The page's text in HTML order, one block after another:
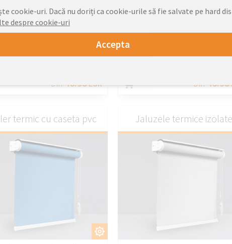
PERSONALIZAȚI
- Jaluză cu role magice
de ecran macic rezistenta la
Din 46.98 EUR
PERSONALIZAȚI
- Jaluză cu role magice
- Tesatura de ecran macic rezistenta
Din 46.98
termic cu caseta pvc Jaluzele termice izolate
cookie-uri. Dacă nu doriți ca cookie-urile să fie salvate pe hard
despre cookie-uri
Accepta